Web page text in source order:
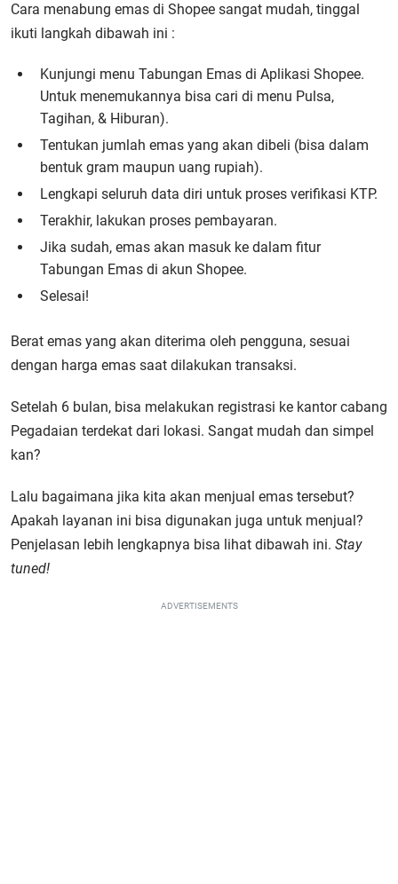
Cara menabung emas di Shopee sangat mudah, tinggal
ikuti langkah dibawah ini :
Kunjungi menu Tabungan Emas di Aplikasi Shopee.
Untuk menemukannya bisa cari di menu Pulsa,
Tagihan, & Hiburan).
Tentukan jumlah emas yang akan dibeli (bisa dalam
bentuk gram maupun uang rupiah).
Lengkapi seluruh data diri untuk proses verifikasi KTP.
Terakhir, lakukan proses pembayaran.
Jika sudah, emas akan masuk ke dalam fitur
Tabungan Emas di akun Shopee.
Selesai!
Berat emas yang akan diterima oleh pengguna, sesuai
dengan harga emas saat dilakukan transaksi.
Setelah 6 bulan, bisa melakukan registrasi ke kantor cabang
Pegadaian terdekat dari lokasi. Sangat mudah dan simpel
kan?
Lalu bagaimana jika kita akan menjual emas tersebut?
Apakah layanan ini bisa digunakan juga untuk menjual?
Penjelasan lebih lengkapnya bisa lihat dibawah ini. Stay
tuned!
ADVERTISEMENTS